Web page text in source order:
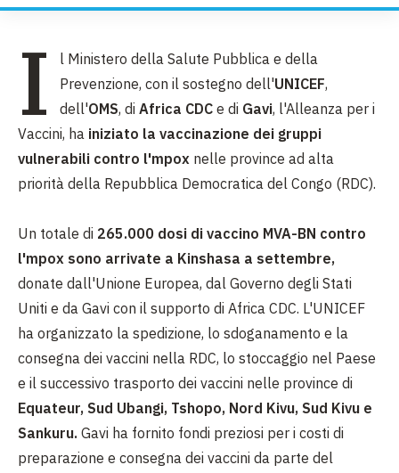
I
l Ministero della Salute Pubblica e della
Prevenzione, con il sostegno dell'UNICEF,
dell'OMS, di Africa CDC e di Gavi, l'Alleanza per i
Vaccini, ha iniziato la vaccinazione dei gruppi
vulnerabili contro l'mpox nelle province ad alta
priorità della Repubblica Democratica del Congo (RDC).
Un totale di 265.000 dosi di vaccino MVA-BN contro
l'mpox sono arrivate a Kinshasa a settembre,
donate dall'Unione Europea, dal Governo degli Stati
Uniti e da Gavi con il supporto di Africa CDC. L'UNICEF
ha organizzato la spedizione, lo sdoganamento e la
consegna dei vaccini nella RDC, lo stoccaggio nel Paese
e il successivo trasporto dei vaccini nelle province di
Equateur, Sud Ubangi, Tshopo, Nord Kivu, Sud Kivu e
Sankuru. Gavi ha fornito fondi preziosi per i costi di
preparazione e consegna dei vaccini da parte del